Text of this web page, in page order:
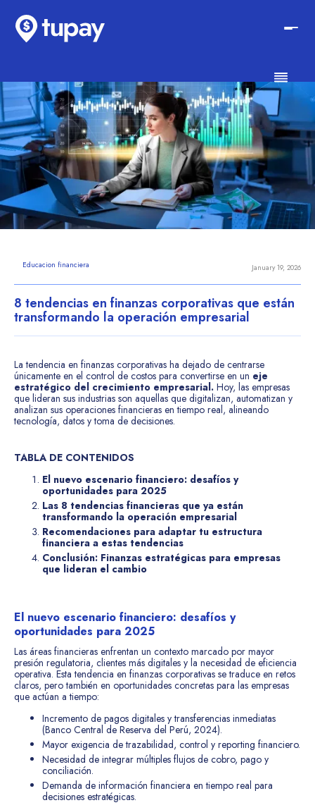
Educacion financiera January 19, 2026
8 tendencias en finanzas corporativas que están
transformando la operación empresarial
La tendencia en finanzas corporativas ha dejado de centrarse
únicamente en el control de costos para convertirse en un eje
estratégico del crecimiento empresarial. Hoy, las empresas
que lideran sus industrias son aquellas que digitalizan, automatizan y
analizan sus operaciones financieras en tiempo real, alineando
tecnología, datos y toma de decisiones.
TABLA DE CONTENIDOS
El nuevo escenario financiero: desafíos y
oportunidades para 2025
Las 8 tendencias financieras que ya están
transformando la operación empresarial
Recomendaciones para adaptar tu estructura
financiera a estas tendencias
Conclusión: Finanzas estratégicas para empresas
que lideran el cambio
El nuevo escenario financiero: desafíos y
oportunidades para 2025
Las áreas financieras enfrentan un contexto marcado por mayor
presión regulatoria, clientes más digitales y la necesidad de eficiencia
operativa. Esta tendencia en finanzas corporativas se traduce en retos
claros, pero también en oportunidades concretas para las empresas
que actúan a tiempo:
Incremento de pagos digitales y transferencias inmediatas
(Banco Central de Reserva del Perú, 2024).
Mayor exigencia de trazabilidad, control y reporting financiero.
Necesidad de integrar múltiples flujos de cobro, pago y
conciliación.
Demanda de información financiera en tiempo real para
decisiones estratégicas.